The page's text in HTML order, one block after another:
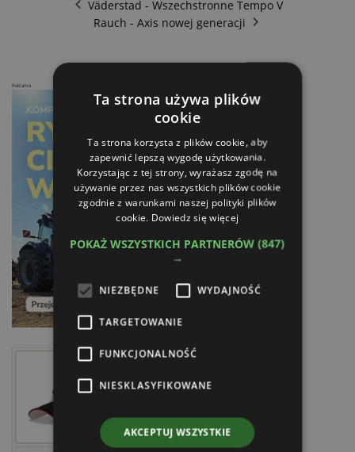
Väderstad - Wszechstronne Tempo V
Rauch - Axis nowej generacji
Reklama
Ta strona używa plików
cookie
Ta strona korzysta z plików cookie, aby
zapewnić lepszą wygodę użytkowania.
Korzystając z tej strony, wyrażasz zgodę na
używanie przez nas wszystkich plików cookie
zgodnie z warunkami naszej polityki plików
cookie. Dowiedz się więcej
POKAŻ WSZYSTKICH PARTNERÓW(847)
→
NIEZBĘDNE WYDAJNOŚĆ
TARGETOWANIE
FUNKCJONALNOŚĆ
NIESKLASYFIKOWANE
AKCEPTUJ WSZYSTKIE